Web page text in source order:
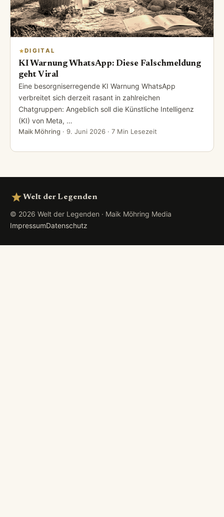
DIGITAL
KI Warnung WhatsApp: Diese Falschmeldung
geht Viral
Eine besorgniserregende KI Warnung WhatsApp
verbreitet sich derzeit rasant in zahlreichen
Chatgruppen: Angeblich soll die Künstliche Intelligenz
(KI) von Meta, …
Maik Möhring · 9. Juni 2026 · 7 Min Lesezeit
Welt der Legenden
© 2026 Welt der Legenden · Maik Möhring Media
ImpressumDatenschutz